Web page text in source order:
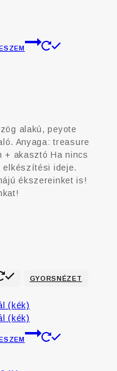
alakú, peyote
Anyaga: treasure
+ akasztó Ha nincs
elkészítési ideje.
ékszereinket is!
GYORSNÉZET